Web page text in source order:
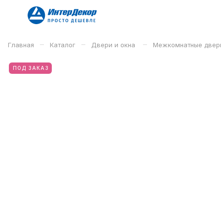
Главная – Каталог – Двери и окна – Межкомнатные
ПОД ЗАКАЗ